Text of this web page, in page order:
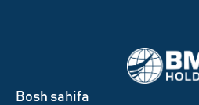
Bosh sahifa